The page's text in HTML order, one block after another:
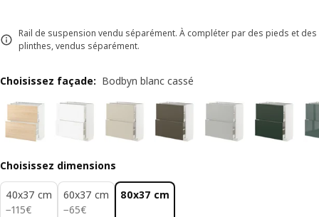
Rail de suspension vendu séparément. À compléter par des pieds et des
plinthes, vendus séparément.
Choisissez façade: Bodbyn blanc cassé
Choisissez dimensions
40x37 cm
−115€
115€
60x37 cm
−65€
65€
80x37 cm